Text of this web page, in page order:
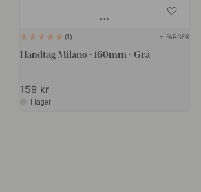
1 + FÄRGER
Handtag Milano - 160mm - Grå
159 kr
I lager